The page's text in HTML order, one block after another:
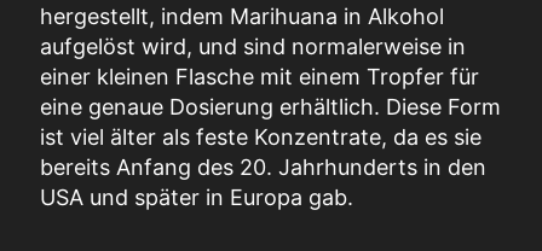
hergestellt, indem Marihuana in Alkohol
aufgelöst wird, und sind normalerweise in
einer kleinen Flasche mit einem Tropfer für
eine genaue Dosierung erhältlich. Diese Form
ist viel älter als feste Konzentrate, da es sie
bereits Anfang des 20. Jahrhunderts in den
USA und später in Europa gab.